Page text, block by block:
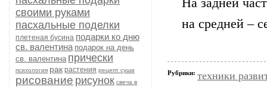
своими руками
пасхальные поделки
плетеная бусина подарки ко дню
св. валентина подарок на день
св. валентина прически
психология рак растения рецепт суши
рисование рисунок свеча в
На задней
на средней –
Рубрики: техники